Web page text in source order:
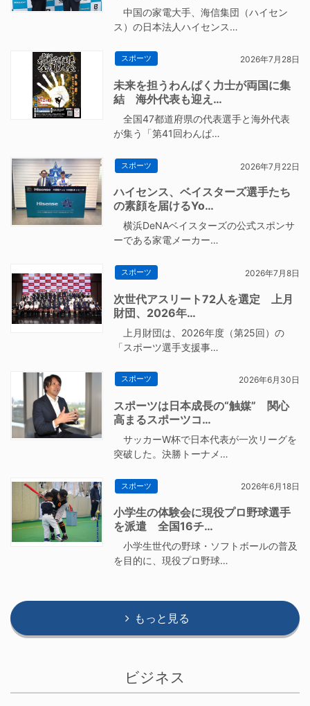
中国の家電大手、海信集団（ハイセン
ス）の日本法人ハイセンス…
スポーツ 2026年7月28日
未来を担うわんぱく力士が両国に集
結 海外代表も迎え…
全国47都道府県の代表選手と海外代表
が集う「第41回わんぱ…
スポーツ 2026年7月22日
ハイセンス、ベイスターズ選手たち
の素顔を届けるYo…
横浜DeNAベイスターズの公式スポンサ
ーである家電メーカー…
スポーツ 2026年7月8日
次世代アスリート72人を選定 上月
財団、2026年…
上月財団は、2026年度（第25回）の
「スポーツ選手支援事…
スポーツ 2026年6月30日
スポーツは日本成長の“触媒” 関心
高まるスポーツコ…
サッカーW杯で日本代表が一次リーグを
突破した。決勝トーナメ…
スポーツ 2026年6月18日
小学生の体験会に現役プロ野球選手
を派遣 全国16チ…
小学生世代の野球・ソフトボールの普及
を目的に、現役プロ野球…
もっと見る
ビジネス